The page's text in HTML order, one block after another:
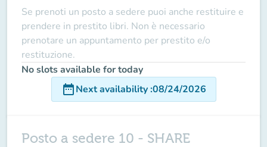
Se prenoti un posto a sedere puoi anche restituire e
prendere in prestito libri. Non è necessario
prenotare un appuntamento per prestito e/o
restituzione.
No slots available for today
date_rangeNext availability:08/24/2026
Posto a sedere 10 - SHARE